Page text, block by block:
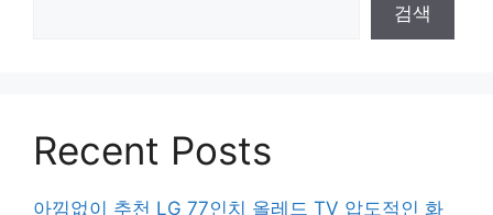
검색
Recent Posts
아낌없이 추천 LG 77인치 올레드 TV 압도적인 화